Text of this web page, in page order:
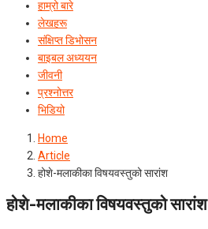
हाम्रो बारे
लेखहरू
संक्षिप्त डिभोसन
बाइबल अध्ययन
जीवनी
प्रश्‍नोत्तर
भिडियो
Home
Article
होशे-मलाकीका विषयवस्तुको सारांश
होशे-मलाकीका विषयवस्तुको सारांश